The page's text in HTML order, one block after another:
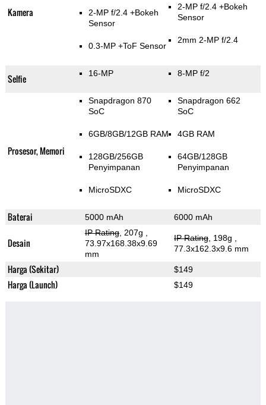
Kamera 2-MP f/2.4 +Bokeh
Sensor
0.3-MP +ToF Sensor
2-MP f/2.4 +Bokeh
Sensor
2mm 2-MP f/2.4
Selfie 16-MP 8-MP f/2
Prosesor, Memori
Snapdragon 870
SoC
6GB/8GB/12GB RAM
128GB/256GB
Penyimpanan
MicroSDXC
Snapdragon 662
SoC
4GB RAM
64GB/128GB
Penyimpanan
MicroSDXC
Baterai 5000 mAh 6000 mAh
Desain
IP Rating, 207g
73.97x168.38x9.69
mm
IP Rating, 198g
77.3x162.3x9.6 mm
Harga (Sekitar) $149
Harga (Launch) $149